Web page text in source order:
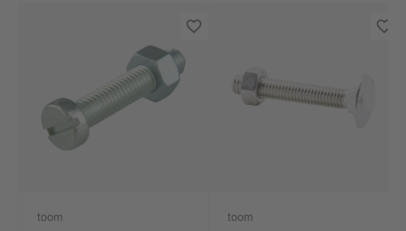
toom toom